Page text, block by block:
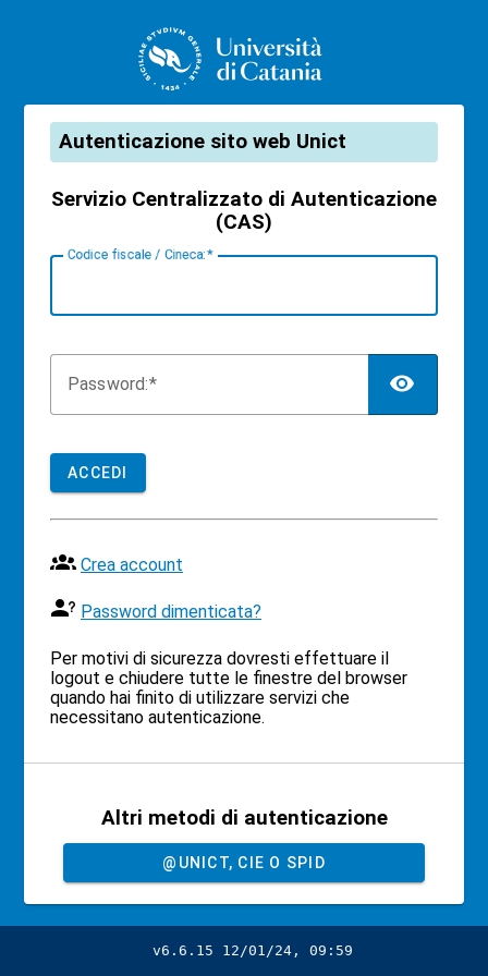
CAS
Autenticazione sito web Unict
Servizio Centralizzato di Autenticazione
(CAS)
Codice fiscale / Cineca:
Password:
ACCEDI
Crea account
Password dimenticata?
Per motivi di sicurezza dovresti effettuare il
logout e chiudere tutte le finestre del browser
quando hai finito di utilizzare servizi che
necessitano autenticazione.
Altri metodi di autenticazione
@UNICT, CIE O SPID
v6.6.15 12/01/24, 09:59